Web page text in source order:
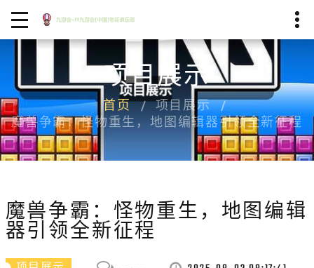
项目展示
首页
项目展示
魔兽争霸：怪物重生，地图编辑器引领全新征程
魔兽争霸：怪物重生，地图编辑
器引领全新征程